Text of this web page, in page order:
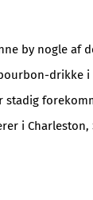
by nogle af
drikke i
stadig
i Charleston,